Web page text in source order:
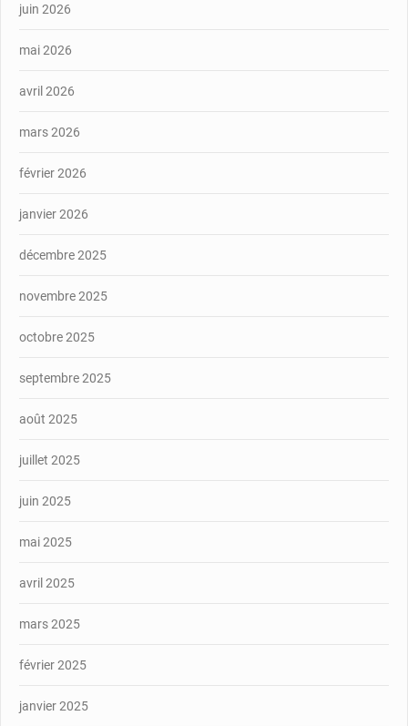
juin 2026
mai 2026
avril 2026
mars 2026
février 2026
janvier 2026
décembre 2025
novembre 2025
octobre 2025
septembre 2025
août 2025
juillet 2025
juin 2025
mai 2025
avril 2025
mars 2025
février 2025
janvier 2025